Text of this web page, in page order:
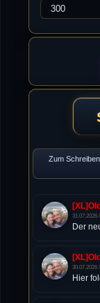
Zum
31.07.2026
Der
30.07.2026
Hier